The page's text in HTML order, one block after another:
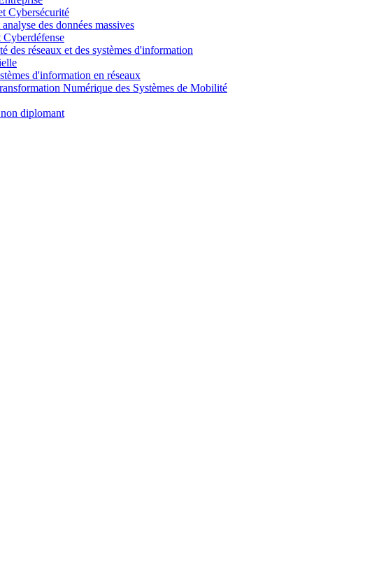
Cybersécurité
des données massives
des réseaux et des systèmes d'information
d'information en réseaux
Numérique des Systèmes de Mobilité
diplomant